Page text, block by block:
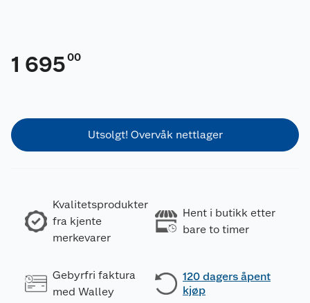
1 69500
Utsolgt! Overvåk nettlager
Kvalitetsprodukter
fra kjente
merkevarer
Hent i butikk etter
bare to timer
Gebyrfri faktura
med Walley
120 dagers åpent
kjøp